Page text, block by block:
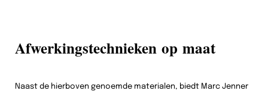
Afwerkingstechnieken op maat
Naast de hierboven genoemde materialen, biedt Marc Jenner